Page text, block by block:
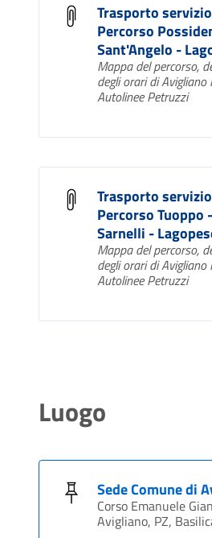
Trasporto
Percorso
Sant'Angelo -
Mappa del percorso,
degli orari di Avigliano
Autolinee Petruzzi
Trasporto
Percorso Tuoppo
Sarnelli -
Mappa del percorso,
degli orari di Avigliano
Autolinee Petruzzi
Luogo
Sede Comune di
Corso Emanuele
Avigliano, PZ,